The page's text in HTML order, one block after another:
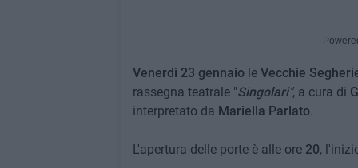
Venerdì 23 gennaiole Vecchie
rassegna teatrale "Singolari", a cura di
interpretato da Mariella Parlato.
L'apertura delle porte è alle ore 20,